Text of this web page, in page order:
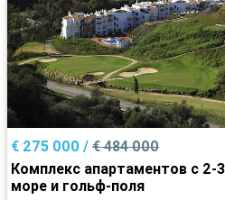
€ 275 000 / € 484 000
Комплекс апартаментов с 2-
море и гольф-поля